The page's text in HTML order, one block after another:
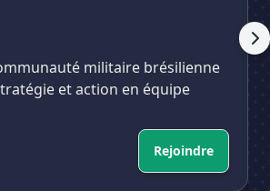
militaire brésilienne
et action en équipe
Rejoindre